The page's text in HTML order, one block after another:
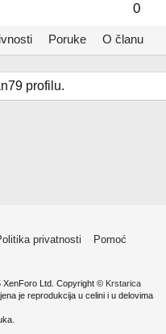
0
Poruke O članu
profilu.
privatnosti
Pomoć
Ltd. Copyright © Krstarica
je reprodukcija u celini i u delovima